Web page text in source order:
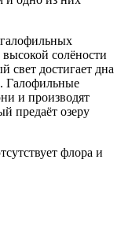
солёности
свет достигает дна
Галофильные
и производят
предаёт озеру
флора и